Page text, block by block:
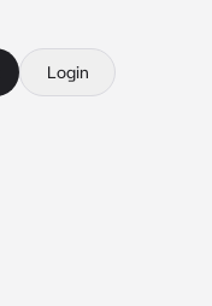
Login